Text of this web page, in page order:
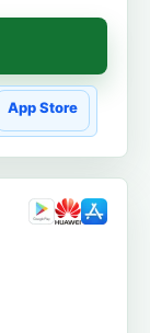
App Store